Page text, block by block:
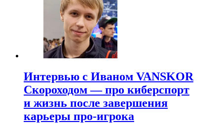
Интервью с Иваном VANSKOR
Скороходом — про киберспорт
и жизнь после завершения
карьеры про-игрока